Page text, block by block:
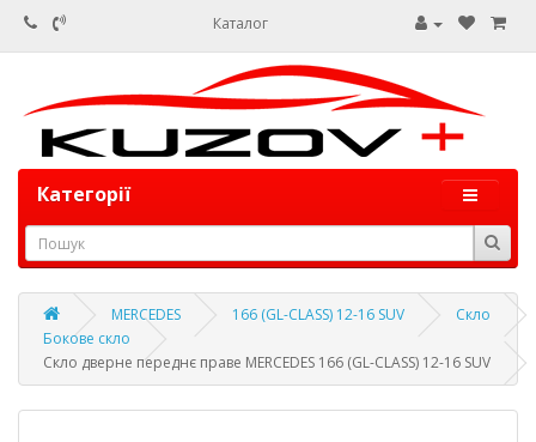
Каталог
Категорії
MERCEDES 166 (GL-CLASS) 12-16 SUV
Скло
Бокове скло
Скло дверне переднє праве MERCEDES 166 (GL-CLASS) 12-16 SUV